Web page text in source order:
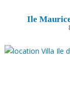
Ile